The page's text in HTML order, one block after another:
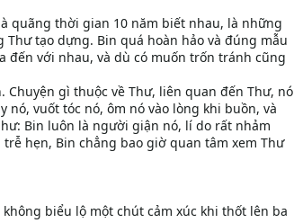
quãng thời gian 10 năm biết nhau, là những
tạo dựng. Bin quá hoàn hảo và đúng mẫu
đến với nhau, và dù có muốn trốn tránh cũng
gì thuộc về Thư, liên quan đến Thư, nó
vuốt tóc nó, ôm nó vào lòng khi buồn, và
Bin luôn là người giận nó, lí do rất nhảm
hẹn, Bin chẳng bao giờ quan tâm xem Thư
biểu lộ một chút cảm xúc khi thốt lên ba